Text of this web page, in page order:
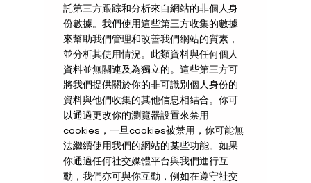
託第三方跟踪和分析來自網站的非個人身
份數據。我們使用這些第三方收集的數據
來幫助我們管理和改善我們網站的質素，
並分析其使用情況。此類資料與任何個人
資料並無關連及為獨立的。這些第三方可
將我們提供關於你的非可識別個人身份的
資料與他們收集的其他信息相結合。你可
以通過更改你的瀏覽器設置來禁用
cookies，一旦cookies被禁用，你可能無
法繼續使用我們的網站的某些功能。如果
你通過任何社交媒體平台與我們進行互
動，我們亦可與你互動，例如在遵守社交